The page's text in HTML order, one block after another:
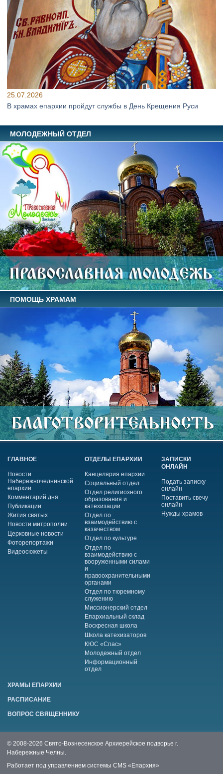
25.07.2026
В храмах епархии пройдут службы в День Крещения Руси
МОЛОДЕЖНЫЙ ОТДЕЛ
ПОМОЩЬ ХРАМАМ
ГЛАВНОЕ
Новости
Набережночелнинской
епархии
Комментарий дня
Публикации
Жития святых
Новости митрополии
Церковные новости
Фоторепортажи
Видеосюжеты
ОТДЕЛЫ ЕПАРХИИ
Канцелярия епархии
Социальный отдел
Отдел религиозного
образования и
катехизации
Отдел по
взаимодействию с
казачеством
Отдел по культуре
Отдел по
взаимодействию с
вооруженными силами
и
правоохранительными
органами
Отдел по тюремному
служению
Миссионерский отдел
Епархиальный склад
Воскресная школа
Школа катехизаторов
КЮС «Спас»
Молодежный отдел
Информационный
отдел
ЗАПИСКИ
ОНЛАЙН
Подать записку
онлайн
Поставить свечу
онлайн
Нужды храмов
ХРАМЫ ЕПАРХИИ
РАСПИСАНИЕ
ВОПРОС СВЯЩЕННИКУ
© 2008-2026 Свято-Вознесенское Архиерейское подворье г.
Набережные Челны.
Работает под управлением системы CMS «Епархия»